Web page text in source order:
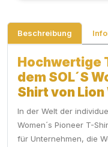
Beschreibung
Hochwertige
dem SOL´S
Shirt von Lion
In der Welt der
Women´s Pioneer T-
für Unternehmen, die